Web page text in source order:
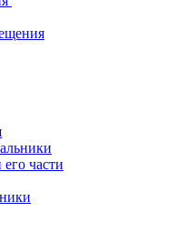
части